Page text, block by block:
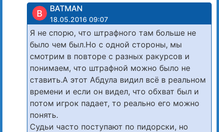
B BATMAN
18.05.2016 09:07
Я не спорю, что штрафного там больше не
было чем был.Но с одной стороны, мы
смотрим в повторе с разных ракурсов и
понимаем, что штрафной можно было не
ставить.А этот Абдула видил всё в реальном
времени и если он видел, что обхват был и
потом игрок падает, то реально его можно
понять.
Судьи часто поступают по пидорски, но